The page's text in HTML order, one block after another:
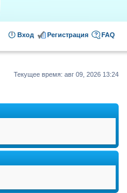
FAQ
Регистрация
Вход
Текущее время: авг 09, 2026 13:24